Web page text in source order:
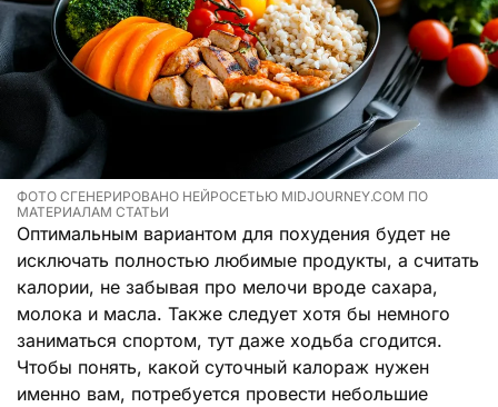
ФОТО СГЕНЕРИРОВАНО НЕЙРОСЕТЬЮ MIDJOURNEY.COM ПО
МАТЕРИАЛАМ СТАТЬИ
Оптимальным вариантом для похудения будет не
исключать полностью любимые продукты, а считать
калории, не забывая про мелочи вроде сахара,
молока и масла. Также следует хотя бы немного
заниматься спортом, тут даже ходьба сгодится.
Чтобы понять, какой суточный калораж нужен
именно вам, потребуется провести небольшие